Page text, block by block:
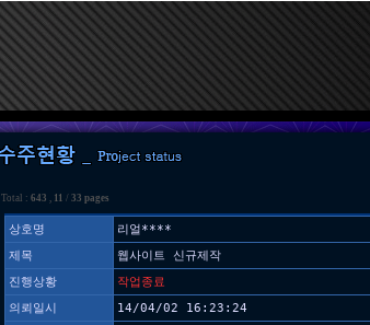
Total : 643 , 11 / 33 pages
상호명
리얼****
제목
웹사이트 신규제작
진행상황
작업종료
의뢰일시
14/04/02 16:23:24